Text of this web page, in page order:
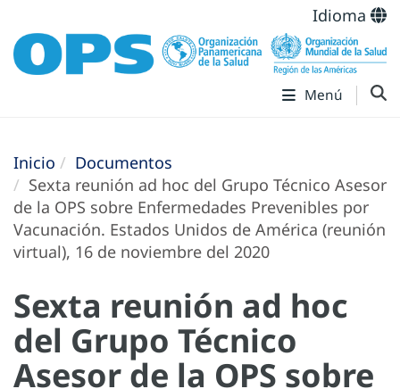
Idioma
Menú
Inicio
Documentos
Sexta reunión ad hoc del Grupo Técnico Asesor
de la OPS sobre Enfermedades Prevenibles por
Vacunación. Estados Unidos de América (reunión
virtual), 16 de noviembre del 2020
Sexta reunión ad hoc
del Grupo Técnico
Asesor de la OPS sobre